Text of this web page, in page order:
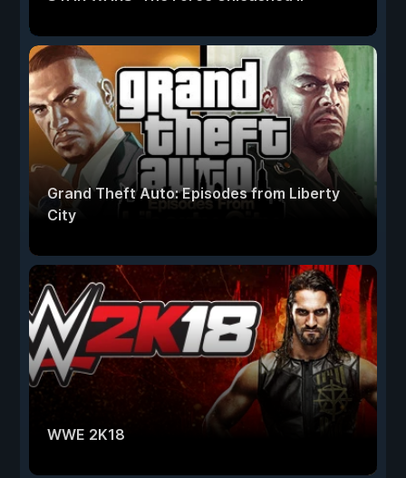
Grand Theft Auto: Episodes from Liberty
City
WWE 2K18